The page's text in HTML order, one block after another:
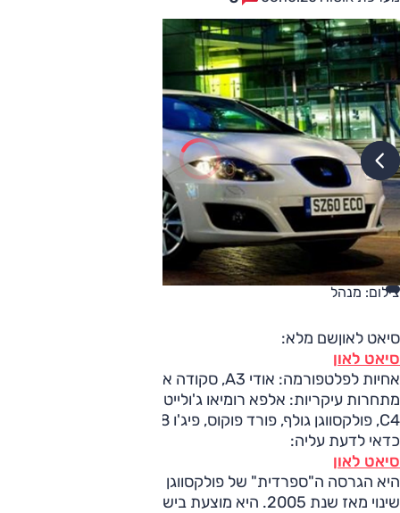
צילום: מנהל
סיאט לאוןשם מלא:
סיאט לאון
אחיות לפלטפורמה: אודי A3, סקודה אוקטביה, פולקסווגן גולף
מתחרות עיקריות: אלפא רומיאו ג'ולייטה, לנצ'יה דלתא, סיטרואן
C4, פולקסווגן גולף, פורד פוקוס, פיג'ו 308, רנו מגאן
כדאי לדעת עליה:
סיאט לאון
היא הגרסה ה"ספרדית" של פולקסווגן גולף, ומשווקת כמעט ללא
שינוי מאז שנת 2005. היא מוצעת בישראל עם מבחר עשיר למדי